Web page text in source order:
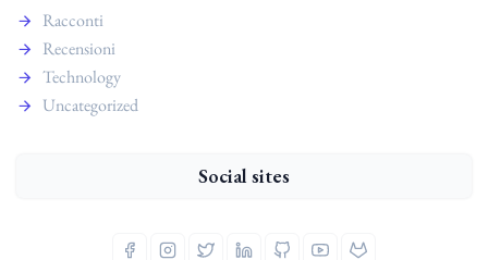
Racconti
Recensioni
Technology
Uncategorized
Social sites